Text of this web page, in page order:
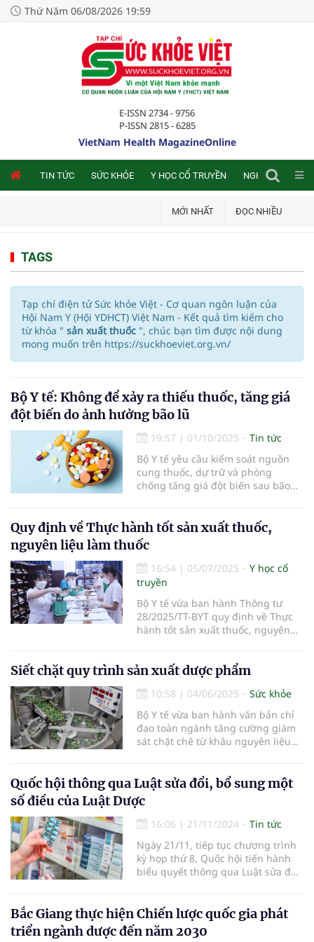
Thứ Năm 06/08/2026 19:59
E-ISSN 2734 - 9756
P-ISSN 2815 - 6285
VietNam Health MagazineOnline
TIN TỨC SỨC KHỎE Y HỌC CỔ TRUYỀN NGHIÊN CỨU
MỚI NHẤT ĐỌC NHIỀU
TAGS
Tạp chí điện tử Sức khỏe Việt - Cơ quan ngôn luận của
Hội Nam Y (Hội YDHCT) Việt Nam - Kết quả tìm kiếm cho
từ khóa " sản xuất thuốc ", chúc bạn tìm được nội dung
mong muốn trên https://suckhoeviet.org.vn/
Bộ Y tế: Không để xảy ra thiếu thuốc, tăng giá
đột biến do ảnh hưởng bão lũ
19:57 | 01/10/2025
Tin tức
Bộ Y tế yêu cầu kiểm soát nguồn
cung thuốc, dự trữ và phòng
chống tăng giá đột biến sau bão
Quy định về Thực hành tốt sản xuất thuốc,
nguyên liệu làm thuốc
16:54 | 05/07/2025
Y học cổ
truyền
Bộ Y tế vừa ban hành Thông tư
28/2025/TT-BYT quy định về Thực
hành tốt sản xuất thuốc, nguyên
Siết chặt quy trình sản xuất dược phẩm
10:58 | 04/06/2025
Sức khỏe
Bộ Y tế vừa ban hành văn bản chỉ
đạo toàn ngành tăng cường giám
sát chặt chẽ từ khâu nguyên liệu
lưu hành trên thị trường.
Quốc hội thông qua Luật sửa đổi, bổ sung một
số điều của Luật Dược
16:06 | 21/11/2024
Tin tức
Ngày 21/11, tiếp tục chương trình
kỳ họp thứ 8, Quốc hội tiến hành
biểu quyết thông qua Luật sửa đổi,
Bắc Giang thực hiện Chiến lược quốc gia phát
triển ngành dược đến năm 2030